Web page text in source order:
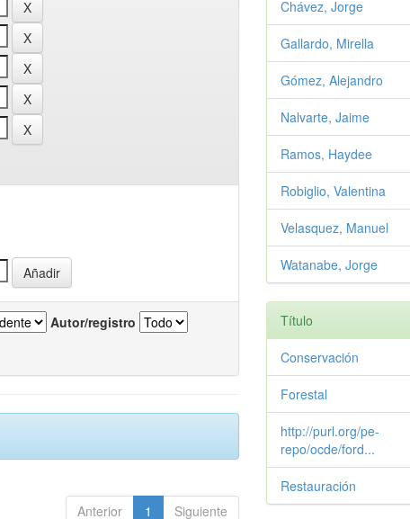
Autor/registro
Anterior 1 Siguiente
Chávez, Jorge
Gallardo, Mirella
Gómez, Alejandro
Nalvarte, Jaime
Ramos, Haydee
Robiglio, Valentina
Velasquez, Manuel
Watanabe, Jorge
Título
Conservación
Forestal
http://purl.org/pe-
repo/ocde/ford...
Restauración